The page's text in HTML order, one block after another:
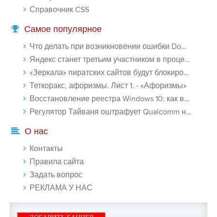
Справочник CSS
Самое популярное
Что делать при возникновении ошибки Download interrupted в Chrome - «Windows»
Яндекс станет третьим участником в процессе ФАС против Google - «Интернет»
«Зеркала» пиратских сайтов будут блокироваться! - «Интернет»
Теткоракс, афоризмы. Лист 1. - «Афоризмы»
Восстановление реестра Windows 10: как восстановить реестр Виндовс 10 - «Windows»
Регулятор Тайваня оштрафует Qualcomm на $774 млн - «Новости сети»
О нас
Контакты
Правила сайта
Задать вопрос
РЕКЛАМА У НАС